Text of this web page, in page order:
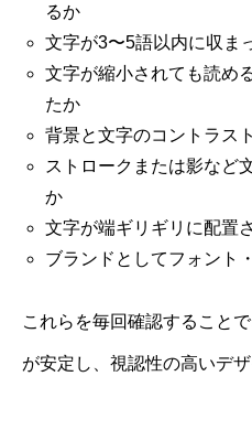
るか
文字が3〜5語以内に収ま
文字が縮小されても読め
たか
背景と文字のコントラス
ストロークまたは影など
か
文字が端ギリギリに配置
ブランドとしてフォント
これらを毎回確認すること
が安定し、視認性の高いデ